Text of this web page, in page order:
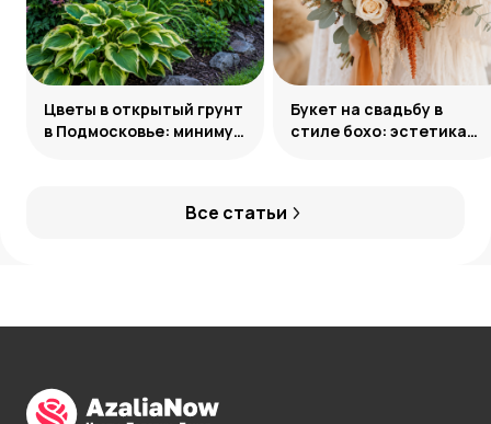
Все статьи
Цветы в открытый грунт
в Подмосковье: минимум
Букет на свадьбу в
стиле бохо: эстетика